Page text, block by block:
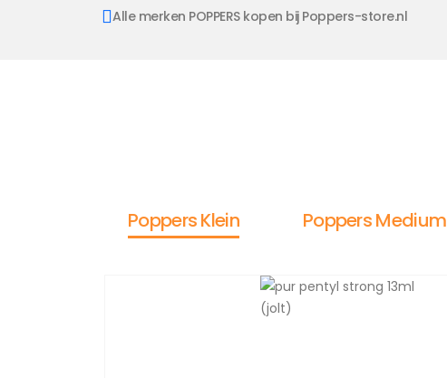
Alle merken POPPERS kopen bij Poppers-store.nl
Poppers Klein Poppers Medium